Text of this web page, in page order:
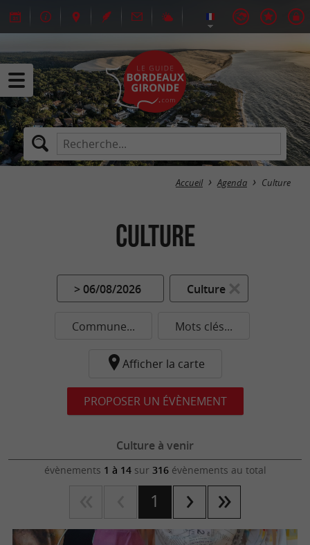
Accueil Agenda Culture
Culture
> 06/08/2026 Culture
Commune... Mots clés...
Afficher la carte
PROPOSER UN ÉVÈNEMENT
Culture à venir
évènements 1 à 14sur 316évènements au total
1